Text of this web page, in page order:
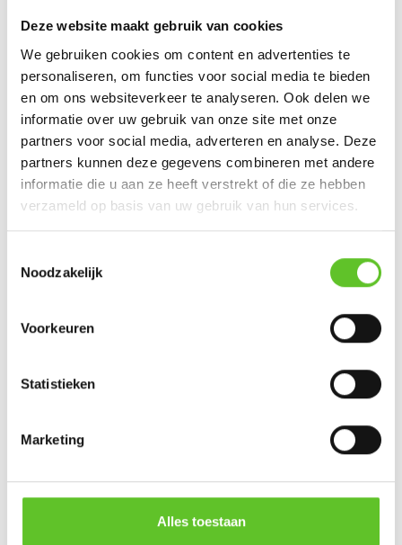
Deze website maakt gebruik van cookies
We gebruiken cookies om content en advertenties te
personaliseren, om functies voor social media te bieden
en om ons websiteverkeer te analyseren. Ook delen we
informatie over uw gebruik van onze site met onze
partners voor social media, adverteren en analyse. Deze
partners kunnen deze gegevens combineren met andere
informatie die u aan ze heeft verstrekt of die ze hebben
verzameld op basis van uw gebruik van hun services.
Noodzakelijk
Voorkeuren
Statistieken
Marketing
Alles toestaan
achter:
Een paar afspraken rond reageren
Jouw mood:
Jouw reactie
Naam
Wordt niet publiek getoond